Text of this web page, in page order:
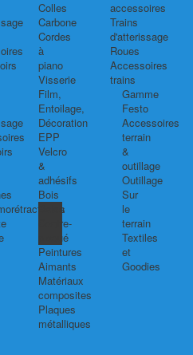
Colles
Carbone
Cordes
à
piano
Visserie
Film,
Entoilage,
Décoration
EPP
Velcro
&
adhésifs
Bois
Balsa
Contre-
plaqué
Peintures
Aimants
Matériaux
composites
Plaques
métalliques
accessoires
Trains
d'atterissage
Roues
Accessoires
trains
Gamme
Festo
Accessoires
terrain
&
outillage
Outillage
Sur
le
terrain
Textiles
et
Goodies